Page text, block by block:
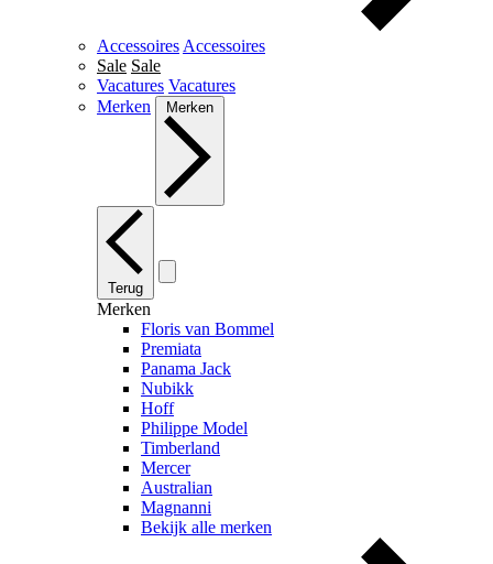
Accessoires Accessoires
Sale Sale
Vacatures Vacatures
Merken
Merken
Terug
Merken
Floris van Bommel
Premiata
Panama Jack
Nubikk
Hoff
Philippe Model
Timberland
Mercer
Australian
Magnanni
Bekijk alle merken